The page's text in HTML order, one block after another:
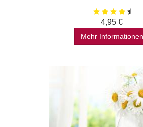
4,95 €
Mehr Informationen